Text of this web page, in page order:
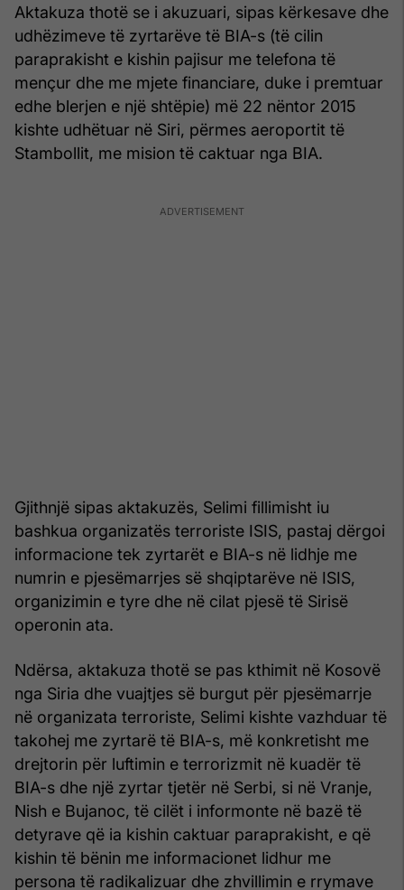
Aktakuza thotë se i akuzuari, sipas kërkesave dhe
udhëzimeve të zyrtarëve të BIA-s (të cilin
paraprakisht e kishin pajisur me telefona të
mençur dhe me mjete financiare, duke i premtuar
edhe blerjen e një shtëpie) më 22 nëntor 2015
kishte udhëtuar në Siri, përmes aeroportit të
Stambollit, me mision të caktuar nga BIA.
Gjithnjë sipas aktakuzës, Selimi fillimisht iu
bashkua organizatës terroriste ISIS, pastaj dërgoi
informacione tek zyrtarët e BIA-s në lidhje me
numrin e pjesëmarrjes së shqiptarëve në ISIS,
organizimin e tyre dhe në cilat pjesë të Sirisë
operonin ata.
Ndërsa, aktakuza thotë se pas kthimit në Kosovë
nga Siria dhe vuajtjes së burgut për pjesëmarrje
në organizata terroriste, Selimi kishte vazhduar të
takohej me zyrtarë të BIA-s, më konkretisht me
drejtorin për luftimin e terrorizmit në kuadër të
BIA-s dhe një zyrtar tjetër në Serbi, si në Vranje,
Nish e Bujanoc, të cilët i informonte në bazë të
detyrave që ia kishin caktuar paraprakisht, e që
kishin të bënin me informacionet lidhur me
persona të radikalizuar dhe zhvillimin e rrymave